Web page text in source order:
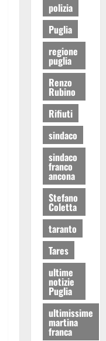
polizia
Puglia
regione
puglia
Renzo
Rubino
Rifiuti
sindaco
sindaco
franco
ancona
Stefano
Coletta
taranto
Tares
ultime
notizie
Puglia
ultimissime
martina
franca